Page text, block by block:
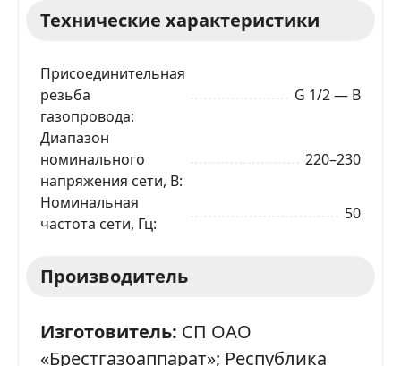
Технические характеристики
Присоединительная
резьба
газопровода
G 1/2 — В
Диапазон
номинального
напряжения сети, В
220–230
Номинальная
частота сети, Гц
50
Производитель
Изготовитель: СП ОАО
«Брестгазоаппарат»; Республика
Я даю согласие на обработку моих персональных
С ПРАВИЛАМИторговой
площадки